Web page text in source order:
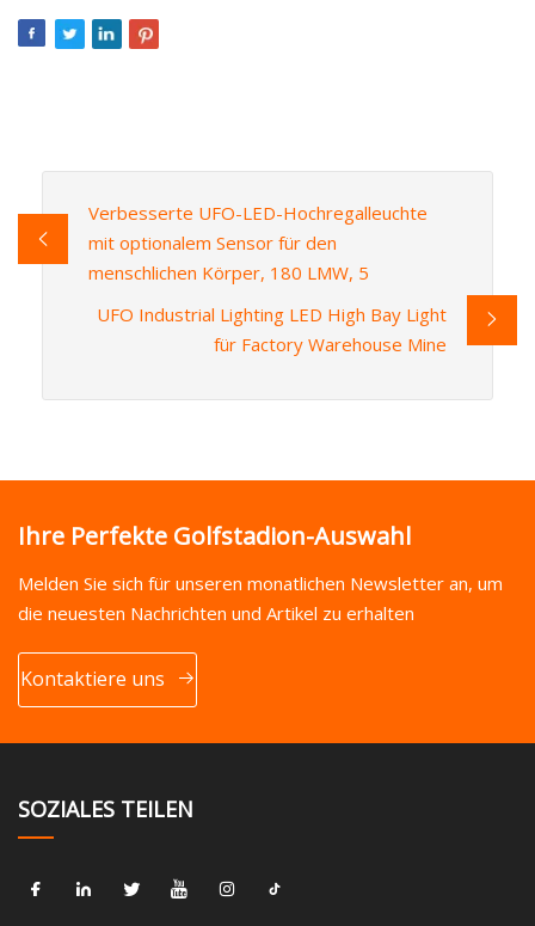
Verbesserte UFO-LED-Hochregalleuchte
mit optionalem Sensor für den
menschlichen Körper, 180 LMW, 5
UFO Industrial Lighting LED High Bay Light
für Factory Warehouse Mine
Ihre Perfekte Golfstadion-Auswahl
Melden Sie sich für unseren monatlichen Newsletter an, um
die neuesten Nachrichten und Artikel zu erhalten
Kontaktiere uns
SOZIALES TEILEN